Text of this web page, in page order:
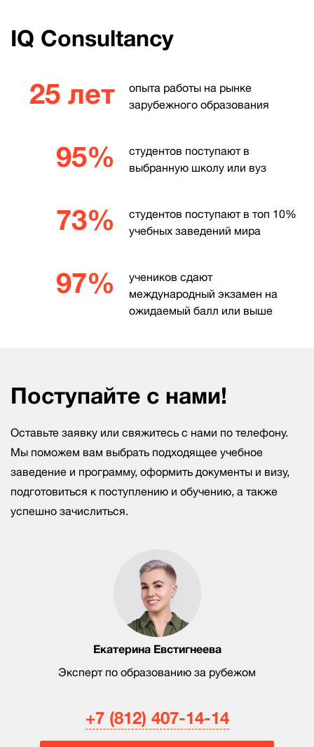
IQ Consultancy
25 лет
опыта работы на рынке
зарубежного образования
95%
студентов поступают в
выбранную школу или вуз
73%
студентов поступают в топ 10%
учебных заведений мира
97%
учеников сдают
международный экзамен на
ожидаемый балл или выше
Поступайте с нами!
Екатерина Евстигнеева
Эксперт по образованию за рубежом
Оставьте заявку или свяжитесь с нами по телефону.
Мы поможем вам выбрать подходящее учебное
заведение и программу, оформить документы и визу,
подготовиться к поступлению и обучению, а также
успешно зачислиться.
+7 (812) 407-14-14